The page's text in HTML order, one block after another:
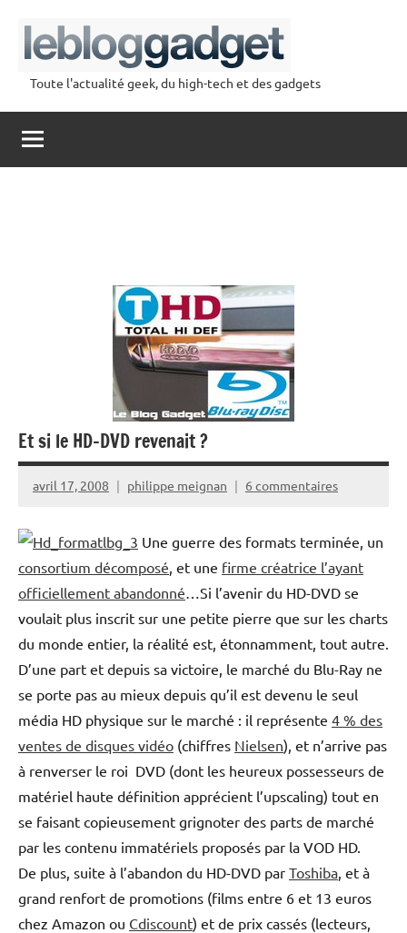
contenu
lebloggadget
Toute l'actualité geek, du high-tech et des gadgets
Et si le HD-DVD revenait ?
avril 17, 2008 philippe meignan 6 commentaires
Une guerre des formats terminée, un
consortium décomposé , et une firme créatrice l’ayant
officiellement abandonné …Si l’avenir du HD-DVD se
voulait plus inscrit sur une petite pierre que sur les charts
du monde entier, la réalité est, étonnamment, tout autre.
D’une part et depuis sa victoire, le marché du Blu-Ray ne
se porte pas au mieux depuis qu’il est devenu le seul
média HD physique sur le marché : il représente 4 % des
ventes de disques vidéo (chiffres Nielsen), et n’arrive pas
à renverser le roi DVD (dont les heureux possesseurs de
matériel haute définition apprécient l’upscaling) tout en
se faisant copieusement grignoter des parts de marché
par les contenu immatériels proposés par la VOD HD.
De plus, suite à l’abandon du HD-DVD par Toshiba , et à
grand renfort de promotions (films entre 6 et 13 euros
chez Amazon ou Cdiscount) et de prix cassés (lecteurs,